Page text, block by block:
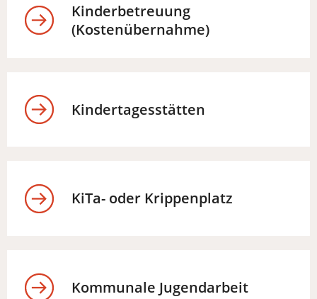
Kinderbetreuung
(Kostenübernahme)
Kindertagesstätten
KiTa- oder Krippenplatz
Kommunale Jugendarbeit